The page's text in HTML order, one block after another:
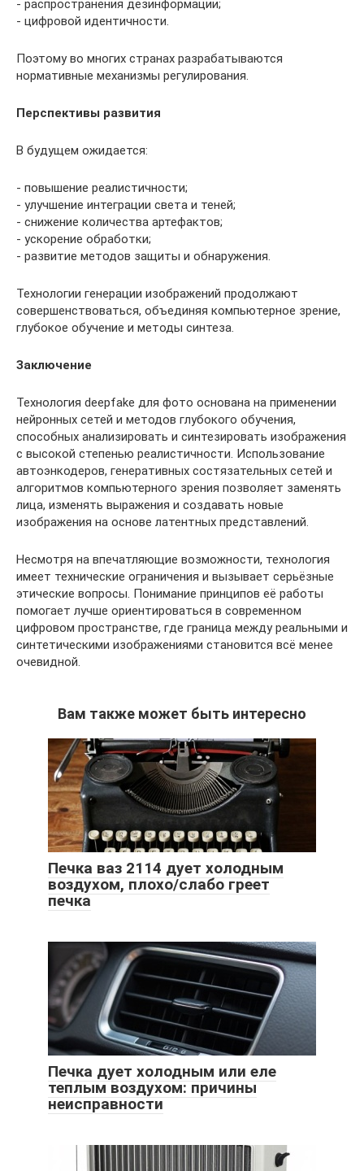
- распространения дезинформации;
- цифровой идентичности.
Поэтому во многих странах разрабатываются
нормативные механизмы регулирования.
Перспективы развития
В будущем ожидается:
- повышение реалистичности;
- улучшение интеграции света и теней;
- снижение количества артефактов;
- ускорение обработки;
- развитие методов защиты и обнаружения.
Технологии генерации изображений продолжают
совершенствоваться, объединяя компьютерное зрение,
глубокое обучение и методы синтеза.
Заключение
Технология deepfake для фото основана на применении
нейронных сетей и методов глубокого обучения,
способных анализировать и синтезировать изображения
с высокой степенью реалистичности. Использование
автоэнкодеров, генеративных состязательных сетей и
алгоритмов компьютерного зрения позволяет заменять
лица, изменять выражения и создавать новые
изображения на основе латентных представлений.
Несмотря на впечатляющие возможности, технология
имеет технические ограничения и вызывает серьёзные
этические вопросы. Понимание принципов её работы
помогает лучше ориентироваться в современном
цифровом пространстве, где граница между реальными и
синтетическими изображениями становится всё менее
очевидной.
Вам также может быть интересно
Печка ваз 2114 дует холодным
воздухом, плохо/слабо греет
печка
Печка дует холодным или еле
теплым воздухом: причины
неисправности